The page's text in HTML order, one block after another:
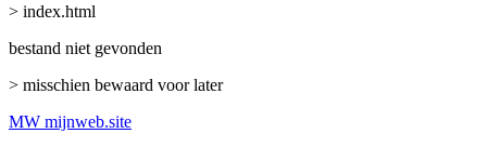
> index.html
bestand niet gevonden
> misschien bewaard voor later
MW mijnweb.site